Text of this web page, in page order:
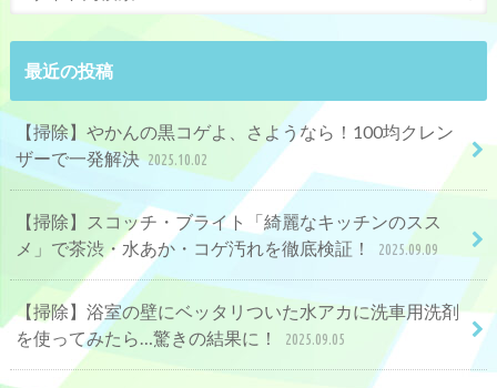
最近の投稿
【掃除】やかんの黒コゲよ、さようなら！100均クレン
ザーで一発解決 2025.10.02
【掃除】スコッチ・ブライト「綺麗なキッチンのスス
メ」で茶渋・水あか・コゲ汚れを徹底検証！
2025.09.09
【掃除】浴室の壁にベッタリついた水アカに洗車用洗剤
を使ってみたら…驚きの結果に！
2025.09.05